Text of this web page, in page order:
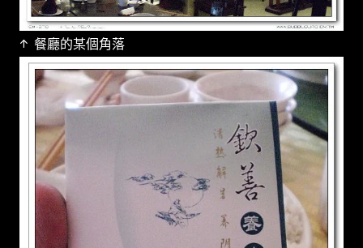
↑ 餐廳的某個角落